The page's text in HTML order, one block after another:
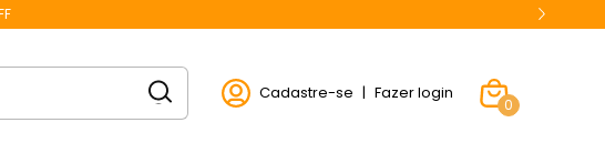
Cadastre-se | Fazer login
0